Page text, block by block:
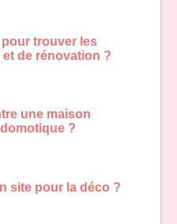
trouver les
de rénovation ?
une maison
?
site pour la déco ?